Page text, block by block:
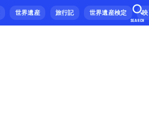
世界遺産 旅行記 世界遺産検定
SEARCH